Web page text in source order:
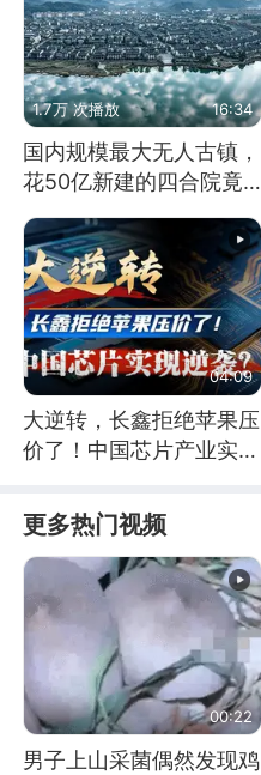
1.7万 次播放 16:34
国内规模最大无人古镇，
花50亿新建的四合院竟
04:09
大逆转，长鑫拒绝苹果压
价了！中国芯片产业实现
更多热门视频
00:22
男子上山采菌偶然发现鸡